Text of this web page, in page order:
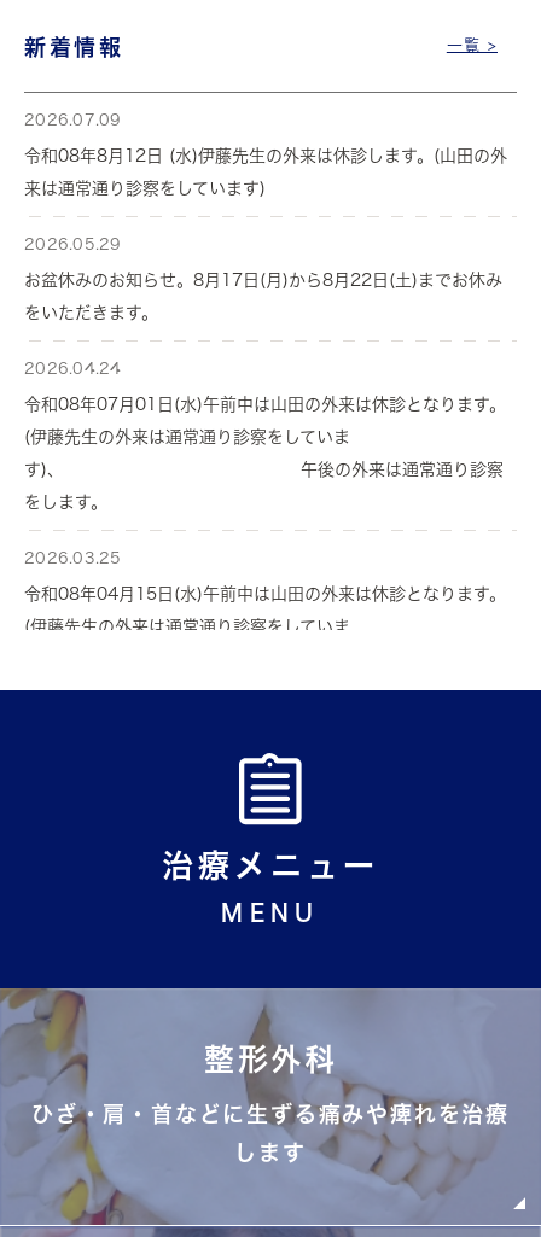
新着情報 一覧 >
2026.07.09
令和08年8月12日 (水)伊藤先生の外来は休診します。(山田の外
来は通常通り診察をしています)
2026.05.29
お盆休みのお知らせ。8月17日(月)から8月22日(土)までお休み
をいただきます。
2026.04.24
令和08年07月01日(水)午前中は山田の外来は休診となります。
(伊藤先生の外来は通常通り診察をしていま
す)、 午後の外来は通常通り診察
をします。
2026.03.25
令和08年04月15日(水)午前中は山田の外来は休診となります。
(伊藤先生の外来は通常通り診察をしていま
をします。
令和08年03月18日(水)午前中は山田の外来は休診となります。
(伊藤先生の外来は通常通り診察をしていま
す)、 午後の外来は通常通り診察
来は通常通り診察をしています)
2026.02.13
令和08年03月3日(火)午後は山田の外来は休診となります。(午
前中の外来は通常通り診察をします。)
治療メニュー
MENU
整形外科
ひざ・肩・首などに生ずる痛みや痺れを治療
します